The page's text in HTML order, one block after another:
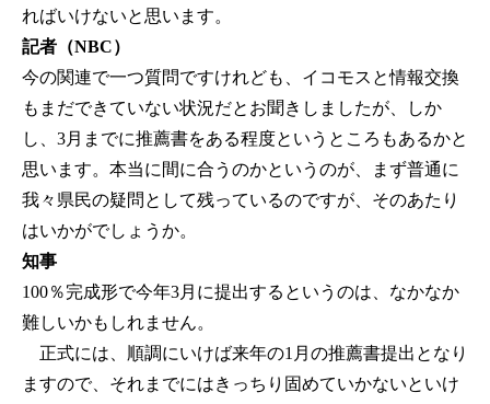
ればいけないと思います。
記者（NBC）
今の関連で一つ質問ですけれども、イコモスと情報交換
もまだできていない状況だとお聞きしましたが、しか
し、3月までに推薦書をある程度というところもあるかと
思います。本当に間に合うのかというのが、まず普通に
我々県民の疑問として残っているのですが、そのあたり
はいかがでしょうか。
知事
100％完成形で今年3月に提出するというのは、なかなか
難しいかもしれません。
正式には、順調にいけば来年の1月の推薦書提出となり
ますので、それまでにはきっちり固めていかないといけ